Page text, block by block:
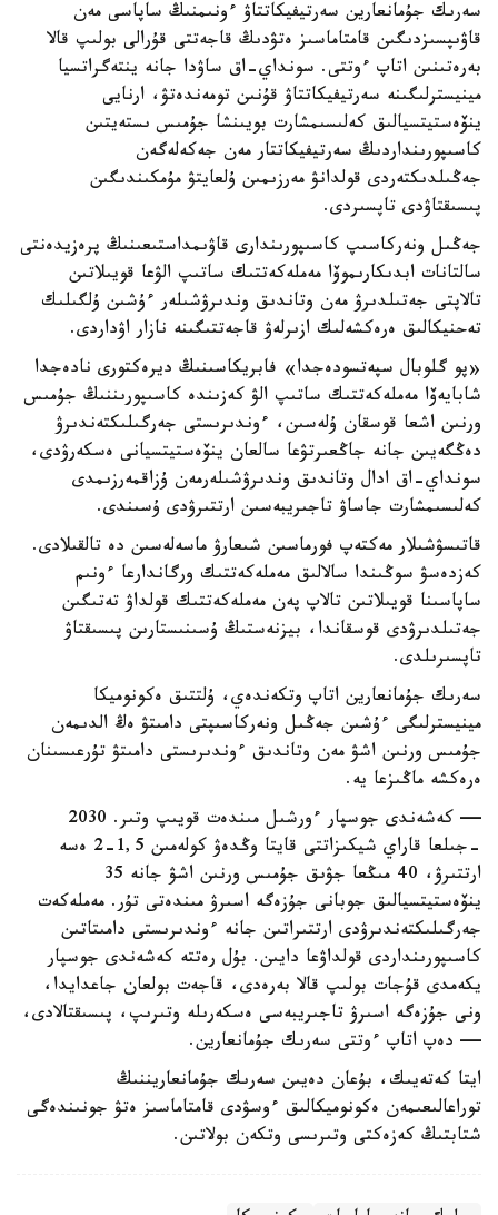
سەرىك جۇمانعارين سەرتيفيكاتتاۋ ءونىمنىڭ ساپاسى مەن
قاۋىپسىزدىگىن قامتاماسىز ەتۋدىڭ قاجەتتى قۇرالى بولىپ قالا
بەرەتىنىن اتاپ ءوتتى. سونداي-اق ساۋدا جانە ينتەگراتسيا
مينيسترلىگىنە سەرتيفيكاتتاۋ قۇنىن تومەندەتۋ، ارنايى
ينۆەستيتسيالىق كەلىسىمشارت بويىنشا جۇمىس ىستەيتىن
كاسىپورىنداردىڭ سەرتيفيكاتتار مەن جەكەلەگەن
جەڭىلدىكتەردى قولدانۋ مەرزىمىن ۇلعايتۋ مۇمكىندىگىن
پىسىقتاۋدى تاپسىردى.
جەڭىل ونەركاسىپ كاسىپورىندارى قاۋىمداستىعىنىڭ پرەزيدەنتى
سالتانات ابدىكارىموۆا مەملەكەتتىك ساتىپ الۋعا قويىلاتىن
تالاپتى جەتىلدىرۋ مەن وتاندىق وندىرۋشىلەر ءۇشىن ۇلگىلىك
تەحنيكالىق ەرەكشەلىك ازىرلەۋ قاجەتتىگىنە نازار اۋداردى.
«پو گلوبال سپەتسودەجدا» فابريكاسىنىڭ ديرەكتورى نادەجدا
شابايەۆا مەملەكەتتىك ساتىپ الۋ كەزىندە كاسىپورىننىڭ جۇمىس
ورنىن اشعا قوسقان ۇلەسىن، ءوندىرىستى جەرگىلىكتەندىرۋ
دەڭگەيىن جانە جاڭعىرتۋعا سالعان ينۆەستيتسيانى ەسكەرۋدى،
سونداي-اق ادال وتاندىق وندىرۋشىلەرمەن ۇزاقمەرزىمدى
كەلىسىمشارت جاساۋ تاجىريبەسىن ارتتىرۋدى ۇسىندى.
قاتىسۋشىلار مەكتەپ فورماسىن شىعارۋ ماسەلەسىن دە تالقىلادى.
كەزدەسۋ سوڭىندا سالالىق مەملەكەتتىك ورگاندارعا ءونىم
ساپاسىنا قويىلاتىن تالاپ پەن مەملەكەتتىك قولداۋ تەتىگىن
جەتىلدىرۋدى قوسقاندا، بيزنەستىڭ ۇسىنىستارىن پىسىقتاۋ
تاپسىرىلدى.
سەرىك جۇمانعارين اتاپ وتكەندەي، ۇلتتىق ەكونوميكا
مينيسترلىگى ءۇشىن جەڭىل ونەركاسىپتى دامىتۋ ەڭ الدىمەن
جۇمىس ورنىن اشۋ مەن وتاندىق ءوندىرىستى دامىتۋ تۇرعىسىنان
ەرەكشە ماڭىزعا يە.
— كەشەندى جوسپار ءورشىل مىندەت قويىپ وتىر. 2030
-جىلعا قاراي شيكىزاتتى قايتا وڭدەۋ كولەمىن 1,5-2 ەسە
ارتتىرۋ، 40 مىڭعا جۋىق جۇمىس ورنىن اشۋ جانە 35
ينۆەستيتسيالىق جوبانى جۇزەگە اسىرۋ مىندەتى تۇر. مەملەكەت
جەرگىلىكتەندىرۋدى ارتتىراتىن جانە ءوندىرىستى دامىتاتىن
كاسىپورىنداردى قولداۋعا دايىن. بۇل رەتتە كەشەندى جوسپار
يكەمدى قۇجات بولىپ قالا بەرەدى، قاجەت بولعان جاعدايدا،
ونى جۇزەگە اسىرۋ تاجىريبەسى ەسكەرىلە وتىرىپ، پىسىقتالادى،
— دەپ اتاپ ءوتتى سەرىك جۇمانعارين.
ايتا كەتەيىك، بۇعان دەيىن سەرىك جۇمانعاريننىڭ
توراعالىعىمەن ەكونوميكالىق ءوسۋدى قامتاماسىز ەتۋ جونىندەگى
شتابتىڭ كەزەكتى وتىرىسى وتكەن بولاتىن.